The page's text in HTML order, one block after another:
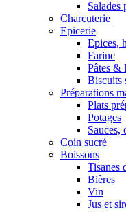
Salades
Charcuterie
Epicerie
Epices,
Farine
Pâtes &
Biscuits
Préparations
Plats
Potages
Sauces,
Coin sucré
Boissons
Tisanes
Bières
Vin
Jus et